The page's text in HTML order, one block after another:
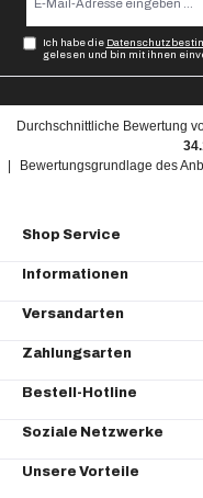
Durchschnittliche Bewertung
|
Bewertungsgrundlage des
Ich habe die
gelesen und bin mit ihnen
Shop Service
Informationen
Versandarten
Zahlungsarten
Bestell-Hotline
Soziale Netzwerke
Unsere Vorteile